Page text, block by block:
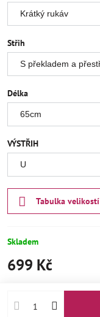
Střih
Délka
VÝSTŘIH
Tabulka velikostí
Skladem
699 Kč